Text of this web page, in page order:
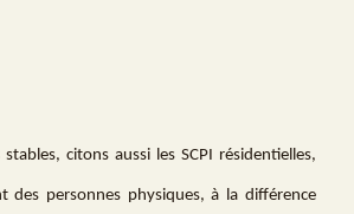
stables, citons aussi les SCPI résidentielles,
des personnes physiques, à la différence